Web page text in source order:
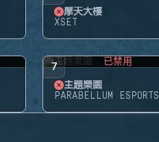
摩天大樓
XSET
7 已禁用
主題樂園
PARABELLUM ESPORTS